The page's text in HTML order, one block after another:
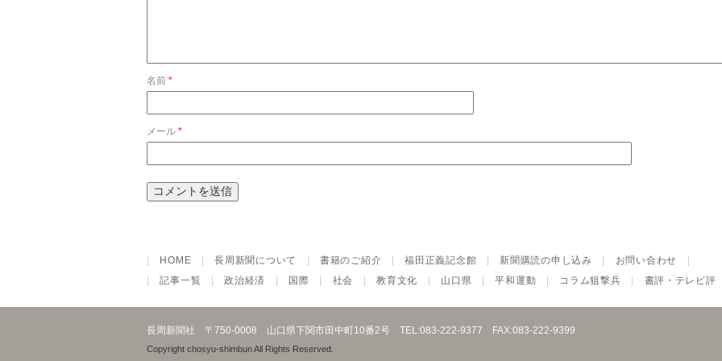
名前 *
メール *
HOME |長周新聞について |書籍のご紹介 |福田正義記念館 新聞購読の申し込み お問い合わせ
|記事一覧 |政治経済 国際 社会 |教育文化 山口県 |平和運動 コラム狙撃兵 書評・テレビ評
長周新聞社 〒750-0008 山口県下関市田中町10番2号 TEL:083-222-9377 FAX:083-222-9399
Copyright chosyu-shimbun All Rights Reserved.